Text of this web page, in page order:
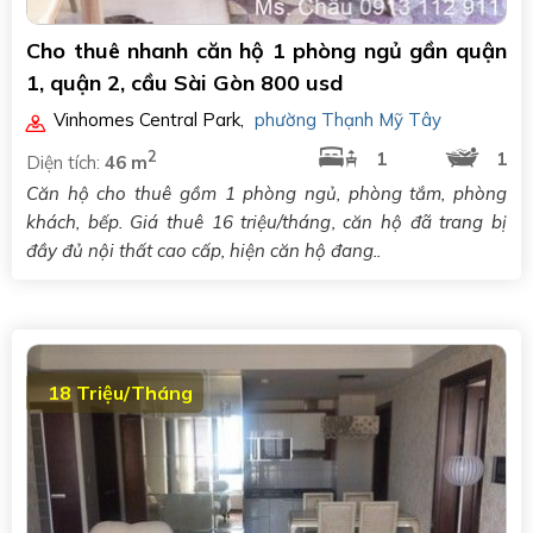
Cho thuê nhanh căn hộ 1 phòng ngủ gần quận
1, quận 2, cầu Sài Gòn 800 usd
Vinhomes Central Park, phường Thạnh Mỹ Tây
Diện tích: 46 m2 1
1
Căn hộ cho thuê gồm 1 phòng ngủ, phòng tắm, phòng
khách, bếp. Giá thuê 16 triệu/tháng, căn hộ đã trang bị
đầy đủ nội thất cao cấp, hiện căn hộ đang..
18 Triệu/Tháng